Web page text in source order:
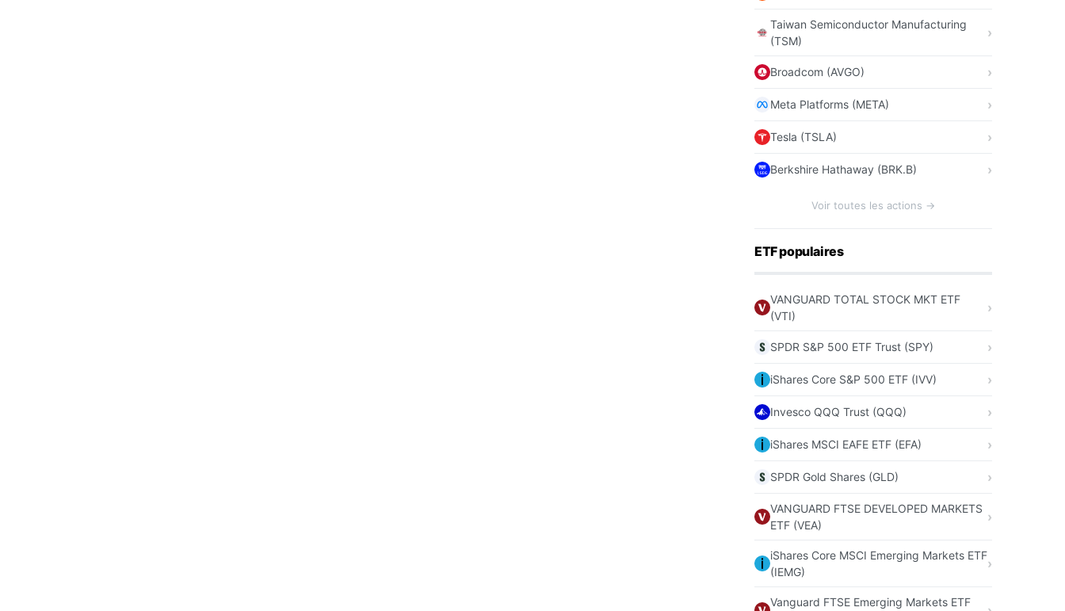
Taiwan Semiconductor Manufacturing
(TSM)
Broadcom (AVGO)
Meta Platforms (META)
Tesla (TSLA)
Berkshire Hathaway (BRK.B)
Voir toutes les actions →
ETF populaires
VANGUARD TOTAL STOCK MKT ETF
(VTI)
SPDR S&P 500 ETF Trust (SPY)
iShares Core S&P 500 ETF (IVV)
Invesco QQQ Trust (QQQ)
iShares MSCI EAFE ETF (EFA)
SPDR Gold Shares (GLD)
VANGUARD FTSE DEVELOPED MARKETS
ETF (VEA)
iShares Core MSCI Emerging Markets ETF
(IEMG)
Vanguard FTSE Emerging Markets ETF